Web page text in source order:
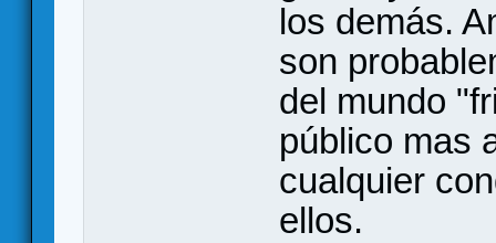
los demás.
son
del mundo
público mas
cualquier
ellos.